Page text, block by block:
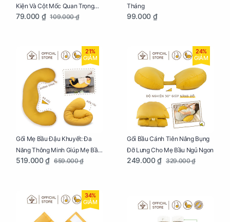
Kiện Và Cột Mốc Quan Trọng
Của Mẹ Và Bé
79.000 ₫ 109.000 ₫
Tháng
99.000 ₫
21%
GIẢM
Gối Mẹ Bầu Đậu Khuyết: Đa
Năng Thông Minh Giúp Mẹ Bầu
Ngủ Ngon, Cho Bé Bú Sau Sinh
519.000 ₫ 659.000 ₫
24%
GIẢM
Gối Bầu Cánh Tiên Nâng Bụng
Đỡ Lưng Cho Mẹ Bầu Ngủ Ngon
249.000 ₫ 329.000 ₫
34%
GIẢM